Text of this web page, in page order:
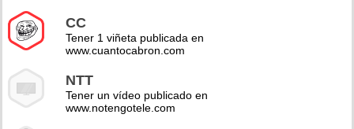
CC
Tener 1 viñeta publicada en
www.cuantocabron.com
NTT
Tener un vídeo publicado en
www.notengotele.com